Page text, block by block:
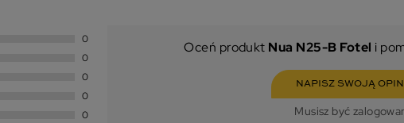
0
0
0
0
0
Oceń produkt Nua N25-B Fotel i
NAPISZ SWOJĄ
Musisz być